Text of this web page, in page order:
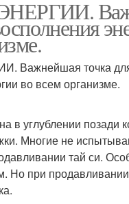
Важнейшая точка
во всем организме.
в углублении позади
Многие не
тай си.
Но при